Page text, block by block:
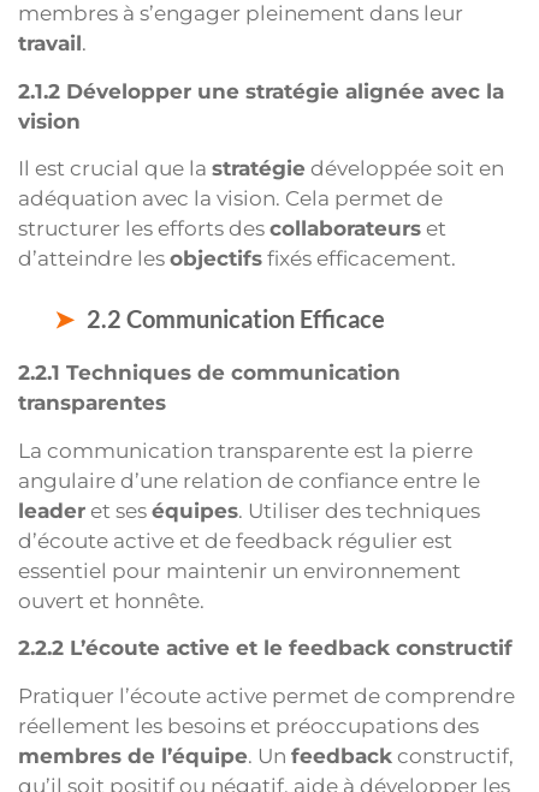
membres à s’engager pleinement dans leur
travail.
2.1.2 Développer une stratégie alignée avec la
vision
Il est crucial que la stratégie développée soit en
adéquation avec la vision. Cela permet de
structurer les efforts des collaborateurs et
d’atteindre les objectifs fixés efficacement.
2.2 Communication Efficace
2.2.1 Techniques de communication
transparentes
La communication transparente est la pierre
angulaire d’une relation de confiance entre le
leader et ses équipes. Utiliser des techniques
d’écoute active et de feedback régulier est
essentiel pour maintenir un environnement
ouvert et honnête.
2.2.2 L’écoute active et le feedback constructif
Pratiquer l’écoute active permet de comprendre
réellement les besoins et préoccupations des
membres de l’équipe. Un feedback constructif,
qu’il soit positif ou négatif, aide à développer les